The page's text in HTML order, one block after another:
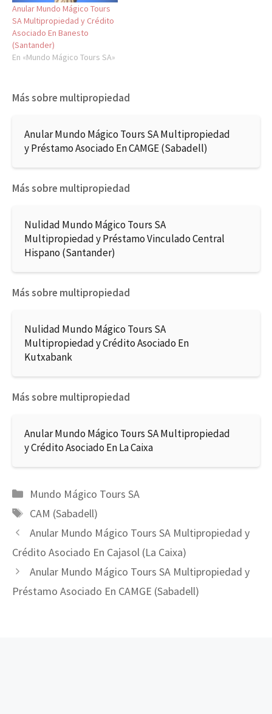
Anular Mundo Mágico Tours
SA Multipropiedad y Crédito
Asociado En Banesto
(Santander)
En «Mundo Mágico Tours SA»
Más sobre multipropiedad
Anular Mundo Mágico Tours SA Multipropiedad
y Préstamo Asociado En CAMGE (Sabadell)
Más sobre multipropiedad
Nulidad Mundo Mágico Tours SA
Multipropiedad y Préstamo Vinculado Central
Hispano (Santander)
Más sobre multipropiedad
Nulidad Mundo Mágico Tours SA
Multipropiedad y Crédito Asociado En
Kutxabank
Más sobre multipropiedad
Anular Mundo Mágico Tours SA Multipropiedad
y Crédito Asociado En La Caixa
Categorías
Mundo Mágico Tours SA
Etiquetas
CAM (Sabadell)
Anular Mundo Mágico Tours SA Multipropiedad y
Crédito Asociado En Cajasol (La Caixa)
Anular Mundo Mágico Tours SA Multipropiedad y
Préstamo Asociado En CAMGE (Sabadell)